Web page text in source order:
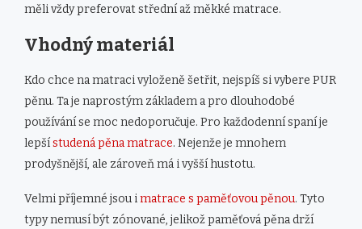
měli vždy preferovat střední až měkké matrace.
Vhodný materiál
Kdo chce na matraci vyloženě šetřit, nejspíš si vybere PUR
pěnu. Ta je naprostým základem a pro dlouhodobé
používání se moc nedoporučuje. Pro každodenní spaní je
lepšístudená pěna matrace. Nejenže je mnohem
prodyšnější, ale zároveň má i vyšší hustotu.
Velmi příjemné jsou imatrace s paměťovou pěnou. Tyto
typy nemusí být zónované, jelikož paměťová pěna drží